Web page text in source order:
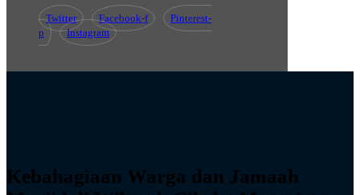
Twitter Facebook-f
Pinterest-
p
Instagram
Kebahagiaan Warga dan Jamaah